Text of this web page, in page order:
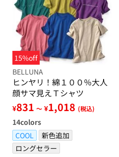
15%off
BELLUNA
ヒンヤリ！綿１００％大人
顔サマ見えＴシャツ
¥831 ～ ¥1,018 (税込)
14colors
COOL
新色追加
ロングセラー